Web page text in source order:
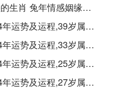
2023年姻缘最旺盛的生肖 兔年情感姻缘运比较旺的属相
1985年属牛女2024年运势及运程,39岁属牛人2024全年每月运势女性如何
1991年属羊女2024年运势及运程,33岁属羊人2024全年每月运势女性如何
1999年属兔女2024年运势及运程,25岁属兔人2024全年每月运势女性如何
1997年属牛女2024年运势及运程,27岁属牛人2024全年每月运势女性如何